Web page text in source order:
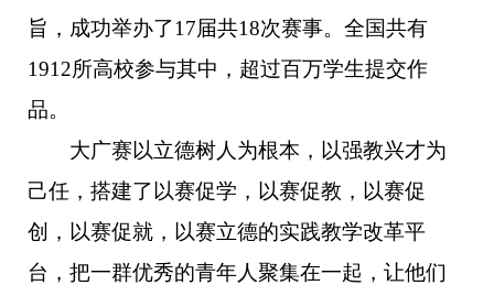
旨，成功举办了17届共18次赛事。全国共有
1912所高校参与其中，超过百万学生提交作
品。
大广赛以立德树人为根本，以强教兴才为
己任，搭建了以赛促学，以赛促教，以赛促
创，以赛促就，以赛立德的实践教学改革平
台，把一群优秀的青年人聚集在一起，让他们